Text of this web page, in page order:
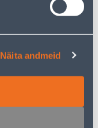
Näita andmeid